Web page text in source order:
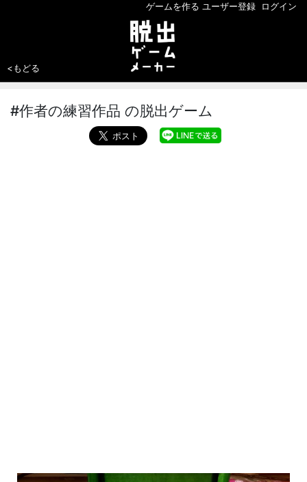
ゲームを作る ユーザー登録 ログイン
<もどる
#作者の練習作品 の脱出ゲーム